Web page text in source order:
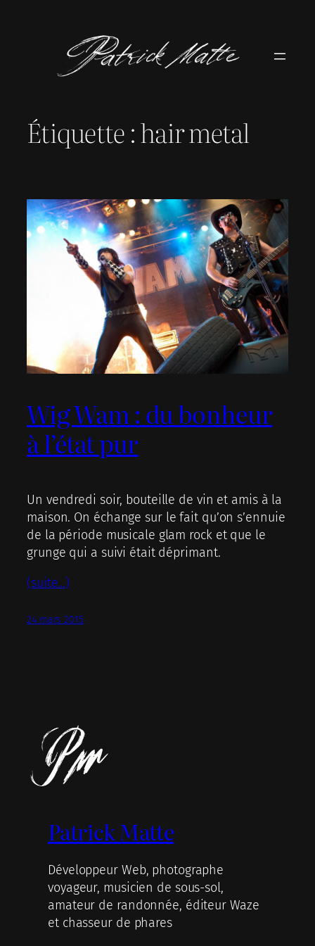
Étiquette :hair metal
Wig Wam : du bonheur
à l’état pur
Un vendredi soir, bouteille de vin et amis à la
maison. On échange sur le fait qu’on s’ennuie
de la période musicale glam rock et que le
grunge qui a suivi était déprimant.
(suite…)
24 mars 2015
Patrick Matte
Développeur Web, photographe
voyageur, musicien de sous-sol,
amateur de randonnée, éditeur Waze
et chasseur de phares